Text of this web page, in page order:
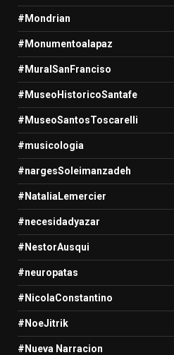
#Mondrian
#Monumentoalapaz
#MuralSanFranciso
#MuseoHistoricoSantafe
#MuseoSantosToscarelli
#musicologia
#nargesSoleimanzadeh
#NataliaLemercier
#necesidadyazar
#NestorAusqui
#neuropatas
#NicolaConstantino
#NoeJitrik
#Nueva Narracion